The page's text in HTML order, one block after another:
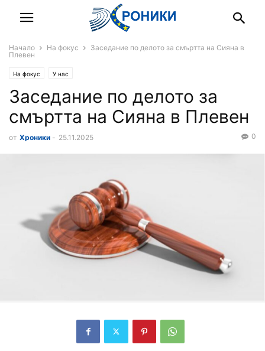
Начало На фокус
Заседание по делото за смъртта на Сияна в
Плевен
На фокус У нас
Заседание по делото за
смъртта на Сияна в Плевен
от Хроники - 25.11.2025 0